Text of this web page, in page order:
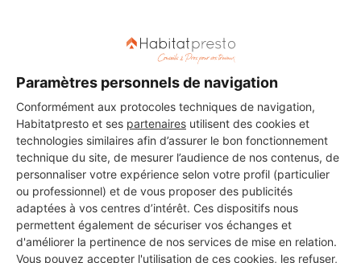
Paramètres personnels de navigation
Conformément aux protocoles techniques de navigation,
Habitatpresto et ses partenaires utilisent des cookies et
technologies similaires afin d’assurer le bon fonctionnement
technique du site, de mesurer l’audience de nos contenus, de
personnaliser votre expérience selon votre profil (particulier
ou professionnel) et de vous proposer des publicités
adaptées à vos centres d’intérêt. Ces dispositifs nous
permettent également de sécuriser vos échanges et
d'améliorer la pertinence de nos services de mise en relation.
Vous pouvez accepter l'utilisation de ces cookies, les refuser,
CHERCHER ?
Vous souhaitez réaliser des travaux et ne savez quel professionnel
choisir ? Demandez des devis travauxauprès de notre réseau de 5 000
professionnels partout en France.
DEMANDER UN DEVIS